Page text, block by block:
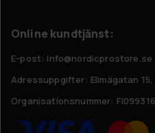
Online kundtjänst:
E-post: info@nordicprostore.se
Adressuppgifter: Elimägatan
Organisationsnummer: